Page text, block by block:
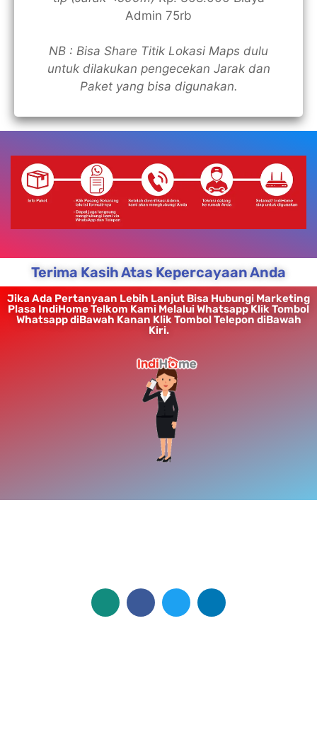
Admin 75rb
NB : Bisa Share Titik Lokasi Maps dulu
untuk dilakukan pengecekan Jarak dan
Paket yang bisa digunakan.
Terima Kasih Atas Kepercayaan Anda
Jika Ada Pertanyaan Lebih Lanjut Bisa Hubungi Marketing
Plasa IndiHome Telkom Kami Melalui Whatsapp Klik Tombol
Whatsapp diBawah Kanan Klik Tombol Telepon diBawah
Kiri.